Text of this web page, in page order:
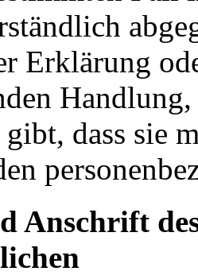
Erklärung
gibt, dass sie
Anschrift